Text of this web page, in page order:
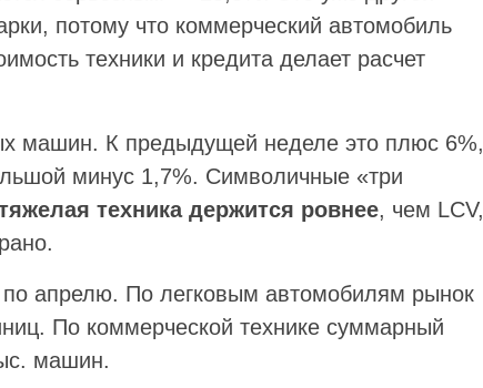
потому что коммерческий автомобиль
техники и кредита делает расчет
машин. К предыдущей неделе это плюс 6%,
минус 1,7%. Символичные «три
техника держится ровнее, чем LCV,
апрелю. По легковым автомобилям рынок
По коммерческой технике суммарный
машин.